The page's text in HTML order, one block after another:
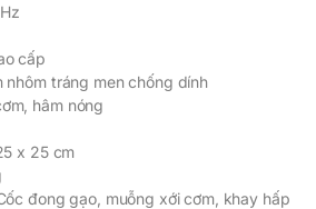
cấp
nhôm tráng men chống dính
hâm nóng
x 25 cm
đong gạo, muỗng xới cơm, khay hấp